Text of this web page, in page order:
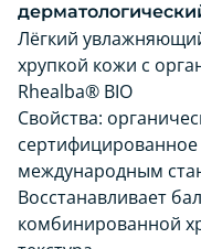
Лёгкий
хрупкой кожи с
Rhealba® BIO
Свойства:
сертифицированное
международным
Восстанавливает
комбинированной